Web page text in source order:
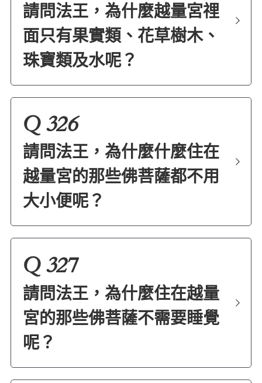
請問法王，為什麼越量宮𥚃
面只有果實類、花草樹木、
珠寶類及水呢？
Q 326
請問法王，為什麼什麼住在
越量宮的那些佛菩薩都不用
大小便呢？
Q 327
請問法王，為什麼住在越量
宮的那些佛菩薩不需要睡覺
呢？